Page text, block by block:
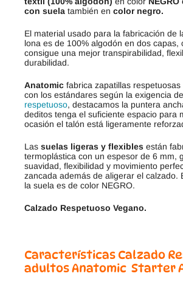
con suela también en color negro.
El material usado para la fabricación de
lona es de 100% algodón en dos capas,
consigue una mejor transpirabilidad,
durabilidad.
Anatomic fabrica zapatillas
con los estándares según la exigencia
respetuoso, destacamos la puntera
deditos tenga el suficiente espacio para
ocasión el talón está ligeramente
Las suelas ligeras y flexibles están
termoplástica con un espesor de 6 mm,
suavidad, flexibilidad y movimiento
zancada además de aligerar el calzado.
la suela es de color NEGRO.
Calzado Respetuoso Vegano.
Características Calzado
adultos Anatomic Starter